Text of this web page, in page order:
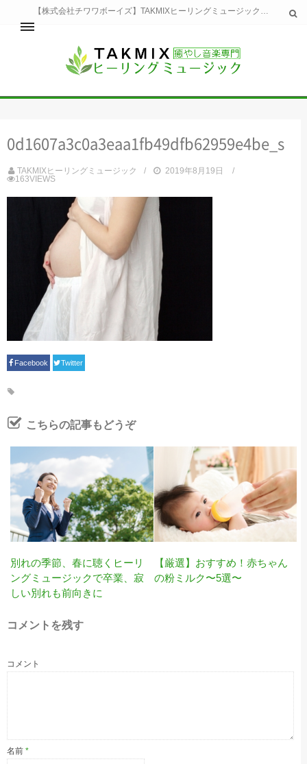
【株式会社チワワボーイズ】TAKMIXヒーリングミュージックへようこそ。TAKMIXヒーリングミュージックは貴方に特別な癒やしの時間をご提供致します。
ホーム
睡眠
美容
生活
お問い合わせ
運営会社
0d1607a3c0a3eaa1fb49dfb62959e4be_s
TAKMIXヒーリングミュージック
2019年8月19日
163VIEWS
Facebook Twitter
こちらの記事もどうぞ
別れの季節、春に聴くヒーリ
ングミュージックで卒業、寂
しい別れも前向きに
【厳選】おすすめ！赤ちゃん
の粉ミルク〜5選〜
コメントを残す
コメント
名前 *